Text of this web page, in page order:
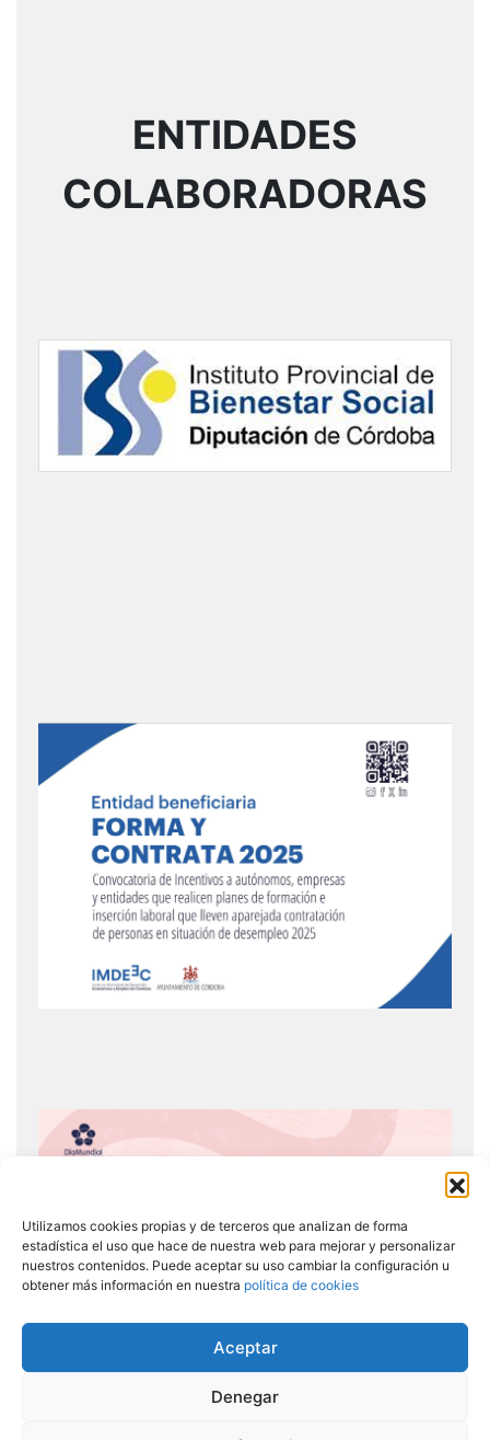
Utilizamos cookies propias y de terceros que analizan de forma
estadística el uso que hace de nuestra web para mejorar y personalizar
nuestros contenidos. Puede aceptar su uso cambiar la configuración u
obtener más información en nuestra política de cookies
Aceptar
Denegar
ENTIDADES
COLABORADORAS